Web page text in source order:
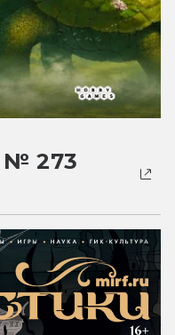
№ 273